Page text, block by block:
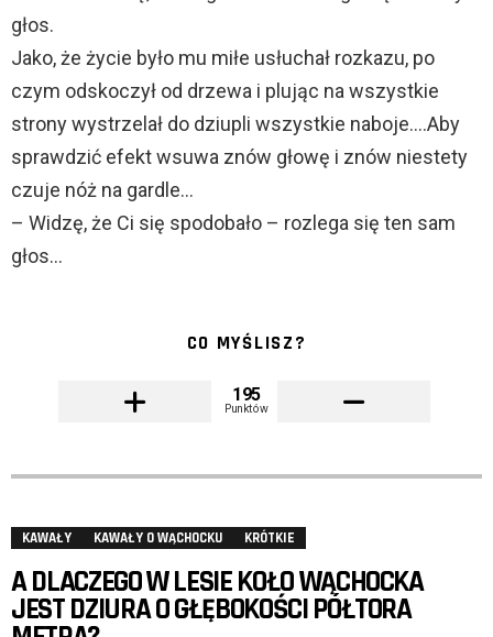
głos.
Jako, że życie było mu miłe usłuchał rozkazu, po
czym odskoczył od drzewa i plując na wszystkie
strony wystrzelał do dziupli wszystkie naboje….Aby
sprawdzić efekt wsuwa znów głowę i znów niestety
czuje nóż na gardle…
– Widzę, że Ci się spodobało – rozlega się ten sam
głos…
CO MYŚLISZ?
195
Punktów
KAWAŁY KAWAŁY O WĄCHOCKU KRÓTKIE
A DLACZEGO W LESIE KOŁO WĄCHOCKA
JEST DZIURA O GŁĘBOKOŚCI PÓŁTORA